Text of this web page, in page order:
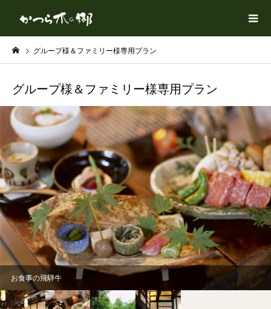
グループ様＆ファミリー様専用プラン
グループ様＆ファミリー様専用プラン
お食事の飛騨牛